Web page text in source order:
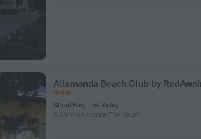
Allamanda Beach Club by
Shoal Bay, The Valley
5,2 km od centra The Valley